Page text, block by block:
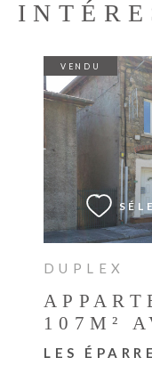
DUPLEX
107M²
LES
VENDU